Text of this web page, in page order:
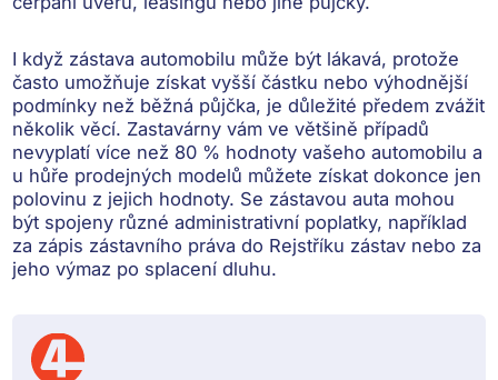
I když zástava automobilu může být lákavá, protože
často umožňuje získat vyšší částku nebo výhodnější
podmínky než běžná půjčka, je důležité předem zvážit
několik věcí. Zastavárny vám ve většině případů
nevyplatí více než 80 % hodnoty vašeho automobilu a
u hůře prodejných modelů můžete získat dokonce jen
polovinu z jejich hodnoty. Se zástavou auta mohou
být spojeny různéadministrativní poplatky, například
za zápis zástavního práva do Rejstříku zástav nebo za
jeho výmaz po splacení dluhu.